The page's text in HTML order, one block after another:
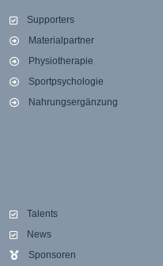
Supporters
Materialpartner
Physiotherapie
Sportpsychologie
Nahrungsergänzung
Talents
News
Sponsoren